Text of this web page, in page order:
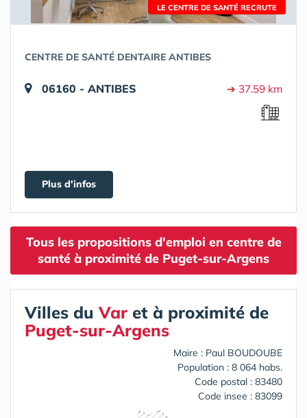
LE CENTRE DE SANTÉ RECRUTE
CENTRE DE SANTÉ DENTAIRE ANTIBES
06160 - ANTIBES ➔ 37.59 km
Plus d'infos
Tous les propositions d'emploi en centre de
santé à proximité de Puget-sur-Argens
Villes duVar et à proximité de
Puget-sur-Argens
Maire : Paul BOUDOUBE
Population : 8 064 habs.
Code postal : 83480
Code insee : 83099